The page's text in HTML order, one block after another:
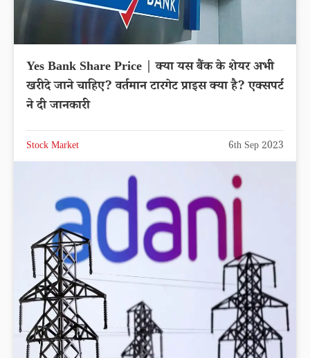
Yes Bank Share Price | क्या यस बैंक के शेयर अभी
खरीदे जाने चाहिए? वर्तमान टारगेट प्राइस क्या है? एक्सपर्ट
ने दी जानकारी
Stock Market 6th Sep 2023